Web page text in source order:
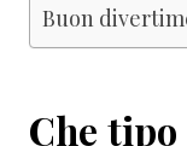
Buon
Che